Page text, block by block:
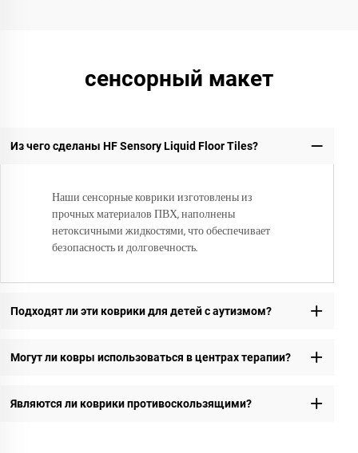
сенсорный макет
Из чего сделаны HF Sensory Liquid Floor Tiles?
Наши сенсорные коврики изготовлены из
прочных материалов ПВХ, наполнены
нетоксичными жидкостями, что обеспечивает
безопасность и долговечность.
Подходят ли эти коврики для детей с аутизмом?
Могут ли ковры использоваться в центрах терапии?
Являются ли коврики противоскользящими?